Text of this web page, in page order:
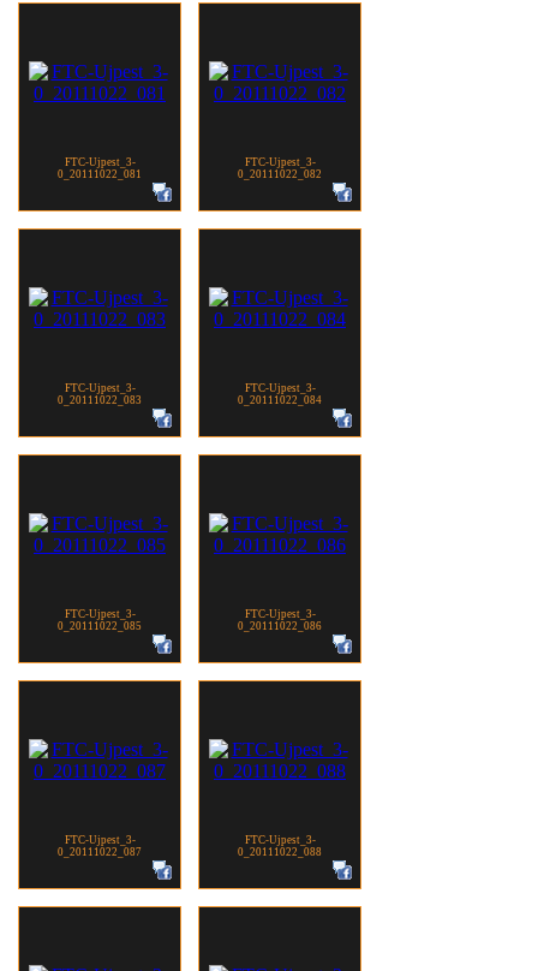
FTC-Ujpest_3-
0_20111022_081
FTC-Ujpest_3-
0_20111022_082
FTC-Ujpest_3-
0_20111022_083
FTC-Ujpest_3-
0_20111022_084
FTC-Ujpest_3-
0_20111022_085
FTC-Ujpest_3-
0_20111022_086
FTC-Ujpest_3-
0_20111022_087
FTC-Ujpest_3-
0_20111022_088